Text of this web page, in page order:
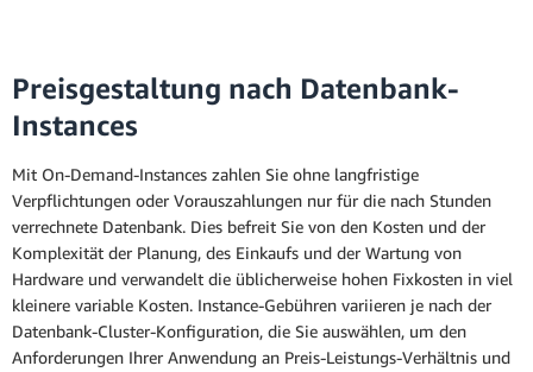
Preisgestaltung nach Datenbank-
Instances
Mit On-Demand-Instances zahlen Sie ohne langfristige
Verpflichtungen oder Vorauszahlungen nur für die nach Stunden
verrechnete Datenbank. Dies befreit Sie von den Kosten und der
Komplexität der Planung, des Einkaufs und der Wartung von
Hardware und verwandelt die üblicherweise hohen Fixkosten in viel
kleinere variable Kosten. Instance-Gebühren variieren je nach der
Datenbank-Cluster-Konfiguration, die Sie auswählen, um den
Anforderungen Ihrer Anwendung an Preis-Leistungs-Verhältnis und